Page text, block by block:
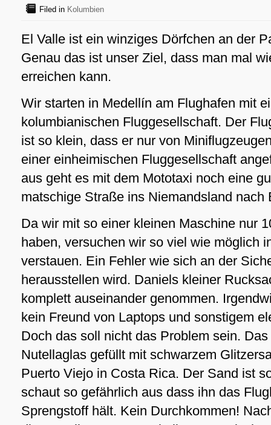
Filed in Kolumbien
El Valle ist ein winziges Dörfchen an der
Genau das ist unser Ziel, dass man mal
erreichen kann.
Wir starten in Medellín am Flughafen mit
kolumbianischen Fluggesellschaft. Der
ist so klein, dass er nur von
einer einheimischen Fluggesellschaft
aus geht es mit dem Mototaxi noch eine
matschige Straße ins Niemandsland nach
Da wir mit so einer kleinen Maschine nur
haben, versuchen wir so viel wie möglich
verstauen. Ein Fehler wie sich an der
herausstellen wird. Daniels kleiner
komplett auseinander genommen.
kein Freund von Laptops und sonstigem
Doch das soll nicht das Problem sein.
Nutellaglas gefüllt mit schwarzem
Puerto Viejo in Costa Rica. Der Sand ist
schaut so gefährlich aus dass ihn das
Sprengstoff hält. Kein Durchkommen!